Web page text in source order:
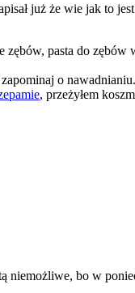
już że wie jak to
pasta do
o nawadnianiu.
, przeżyłem
bo w